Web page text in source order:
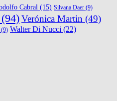
Cabral (15) Silvana Daer (9)
(94)Verónica Martin (49)
(9) Walter Di Nucci (22)